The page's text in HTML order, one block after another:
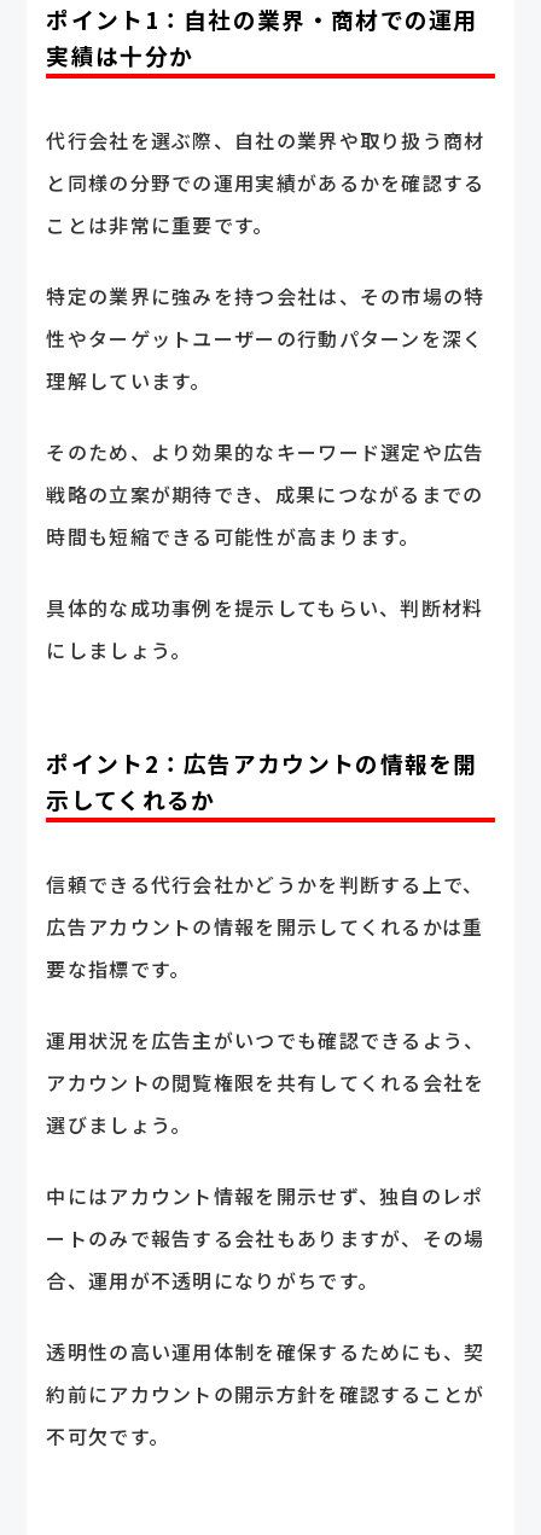
ポイント1：自社の業界・商材での運用
実績は十分か
代行会社を選ぶ際、自社の業界や取り扱う商材
と同様の分野での運用実績があるかを確認する
ことは非常に重要です。
特定の業界に強みを持つ会社は、その市場の特
性やターゲットユーザーの行動パターンを深く
理解しています。
そのため、より効果的なキーワード選定や広告
戦略の立案が期待でき、成果につながるまでの
時間も短縮できる可能性が高まります。
具体的な成功事例を提示してもらい、判断材料
にしましょう。
ポイント2：広告アカウントの情報を開
示してくれるか
信頼できる代行会社かどうかを判断する上で、
広告アカウントの情報を開示してくれるかは重
要な指標です。
運用状況を広告主がいつでも確認できるよう、
アカウントの閲覧権限を共有してくれる会社を
選びましょう。
中にはアカウント情報を開示せず、独自のレポ
ートのみで報告する会社もありますが、その場
合、運用が不透明になりがちです。
透明性の高い運用体制を確保するためにも、契
約前にアカウントの開示方針を確認することが
不可欠です。